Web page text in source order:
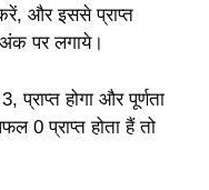
और इससे प्राप्त
पर लगाये।
होगा और पूर्णता
0 प्राप्त होता हैं तो